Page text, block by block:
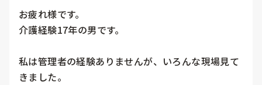
お疲れ様です。
介護経験17年の男です。
私は管理者の経験ありませんが、いろんな現場見て
きました。